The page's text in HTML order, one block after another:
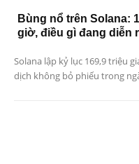
Bùng nổ trên Solana:
giờ, điều gì đang diễn
Solana lập kỷ lục 169,9 triệu
dịch không bỏ phiếu trong